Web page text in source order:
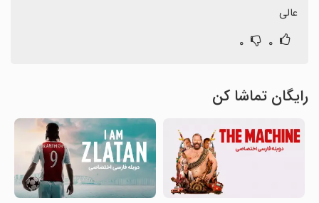
عالی
۰ ۰
رایگان تماشا کن